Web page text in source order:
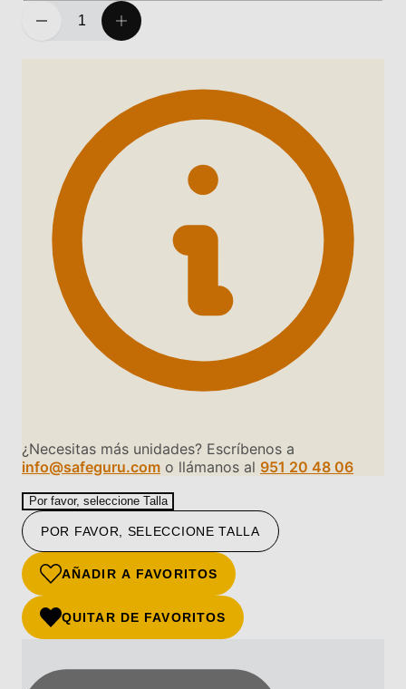
¿Necesitas más unidades? Escríbenos a
info@safeguru.com o llámanos al 951 20 48 06
Por favor, seleccione Talla
POR FAVOR, SELECCIONE TALLA
AÑADIR A FAVORITOS
QUITAR DE FAVORITOS